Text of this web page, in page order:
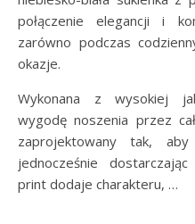
połączenie elegancji i
zarówno podczas
okazje.
Wykonana z wysokiej
wygodę noszenia przez
zaprojektowany tak,
jednocześnie
print dodaje charakteru, …